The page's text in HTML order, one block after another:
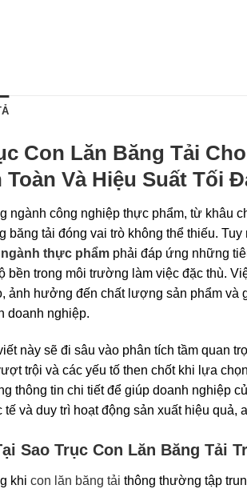
Con Lăn Băng Tải
Toàn Và Hiệu Suất Tối
ngành công nghiệp thực phẩm, từ khâu
băng tải đóng vai trò không thể thiếu.
thực phẩm phải đáp ứng những
bền trong môi trường làm việc đặc thù.
ảnh hưởng đến chất lượng sản phẩm và
doanh nghiệp.
này sẽ đi sâu vào phân tích tầm quan
trội và các yếu tố then chốt khi lựa
thông tin chi tiết để giúp doanh nghiệp
tế và duy trì hoạt động sản xuất hiệu quả,
Sao Trục Con Lăn Băng Tải
khi con lăn băng tải thông thường tập